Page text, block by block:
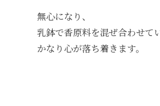
無心になり、
乳鉢で香原料を混ぜ合わせて
かなり心が落ち着きます。